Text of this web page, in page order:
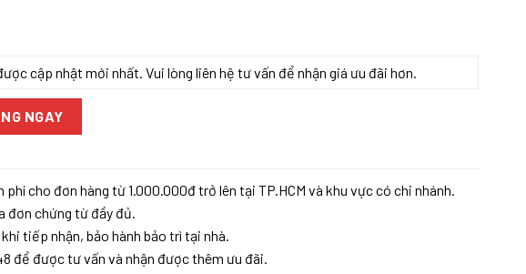
cập nhật mới nhất. Vui lòng liên hệ tư vấn để nhận giá ưu đãi hơn.
EU số lượng
NGAY
phí cho đơn hàng từ 1.000.000đ trở lên tại TP.HCM và khu vực có chi nhánh.
đơn chứng từ đầy đủ.
tiếp nhận, bảo hành bảo trì tại nhà.
để được tư vấn và nhận được thêm ưu đãi.